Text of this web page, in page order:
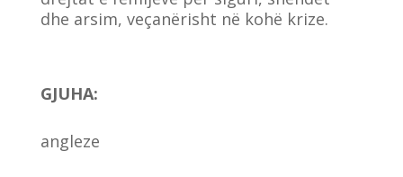
dhe arsim, veçanërisht në kohë krize.
GJUHA:
angleze